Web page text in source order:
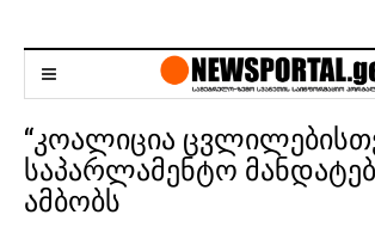
“კოალიცია
საპარლამენტო
ამბობს